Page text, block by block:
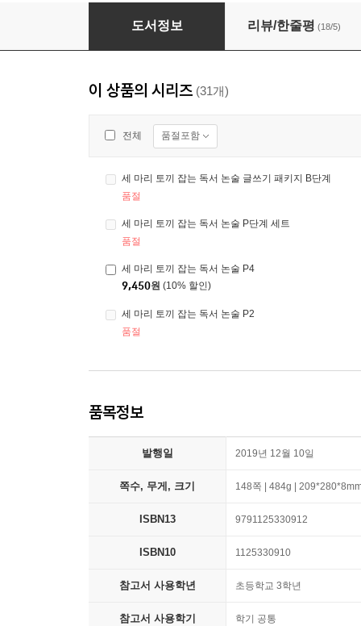
세 마리 토끼 잡는 독서 논술 C5
도서정보 리뷰/한줄평 (18/5)
이 상품의 시리즈 (31개)
전체 품절포함
세 마리 토끼 잡는 독서 논술 글쓰기 패키지 B단계
품절
세 마리 토끼 잡는 독서 논술 P단계 세트
품절
세 마리 토끼 잡는 독서 논술 P4
9,450원 (10% 할인)
세 마리 토끼 잡는 독서 논술 P2
품절
품목정보
발행일 2019년 12월 10일
쪽수, 무게, 크기 148쪽 | 484g |
ISBN13 9791125330912
ISBN10 1125330910
참고서 사용학년 초등학교 3학년
참고서 사용학기 학기 공통